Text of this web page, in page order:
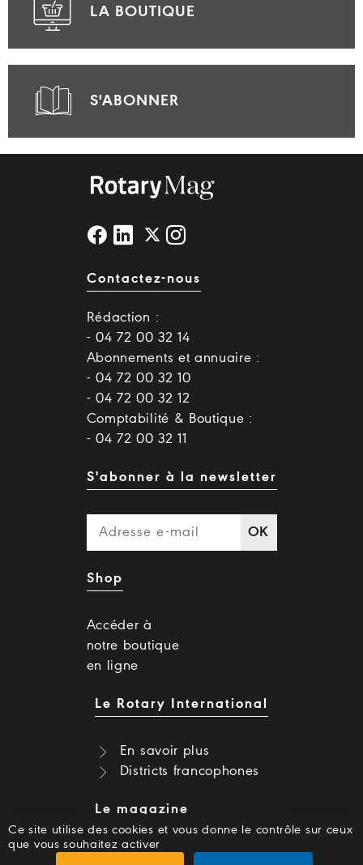
LA BOUTIQUE
S'ABONNER
Contactez-nous
Rédaction :
- 04 72 00 32 14
Abonnements et annuaire :
- 04 72 00 32 10
- 04 72 00 32 12
Comptabilité & Boutique :
- 04 72 00 32 11
S'abonner à la newsletter
OK
Shop
Accéder à
notre boutique
en ligne
Le Rotary International
En savoir plus
Districts francophones
Le magazine
Dernier numéro
Ce site utilise des cookies et vous donne le contrôle sur ceux
que vous souhaitez activer